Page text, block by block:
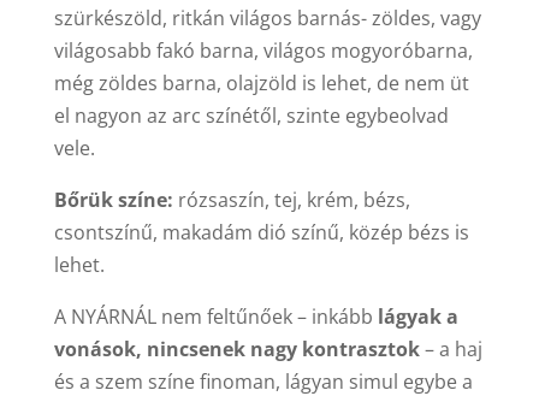
szürkészöld, ritkán világos barnás- zöldes, vagy
világosabb fakó barna, világos mogyoróbarna,
még zöldes barna, olajzöld is lehet, de nem üt
el nagyon az arc színétől, szinte egybeolvad
vele.
Bőrük színe: rózsaszín, tej, krém, bézs,
csontszínű, makadám dió színű, közép bézs is
lehet.
A NYÁRNÁL nem feltűnőek – inkább lágyak a
vonások, nincsenek nagy kontrasztok– a haj
és a szem színe finoman, lágyan simul egybe a